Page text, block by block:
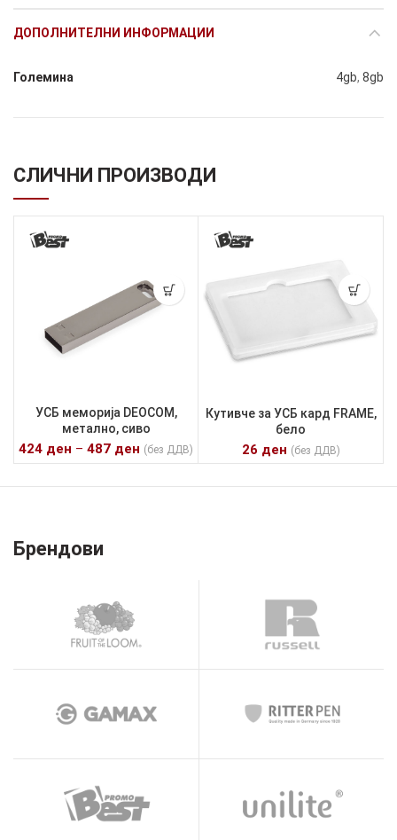
ДОПОЛНИТЕЛНИ ИНФОРМАЦИИ
Големина 4gb, 8gb
СЛИЧНИ ПРОИЗВОДИ
УСБ меморија DEOCOM,
метално, сиво
424 ден – 487 ден (без ДДВ)
Кутивче за УСБ кард FRAME,
бело
26 ден (без ДДВ)
Брендови